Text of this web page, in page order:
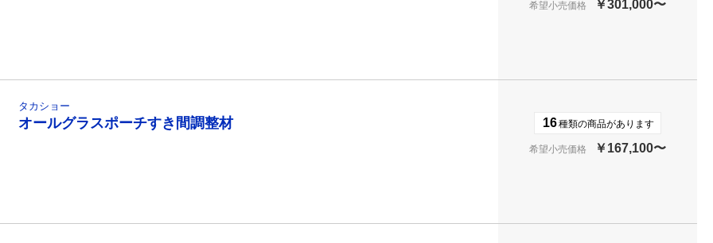
希望小売価格 ￥301,000〜
タカショー
オールグラスポーチすき間調整材 16種類の商品があります
希望小売価格 ￥167,100〜